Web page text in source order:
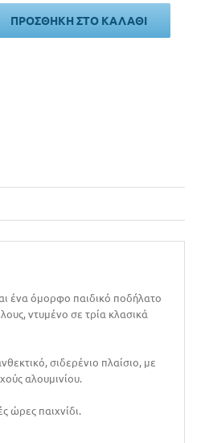
ΠΡΟΣΘΉΚΗ ΣΤΟ ΚΑΛΆΘΙ
ένα όμορφο παιδικό ποδήλατο
ντυμένο σε τρία κλασικά
σιδερένιο πλαίσιο, με
αλουμινίου.
ώρες παιχνίδι.